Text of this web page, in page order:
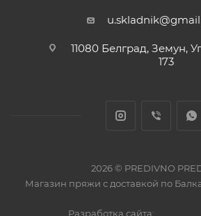
11080 Белград, Земун,
173
2026 © PREDIVNO
Магазин пряжи с доставкой по
Разработка сайта: